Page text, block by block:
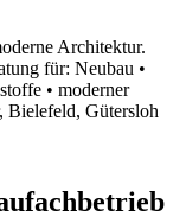
Architektur.
für: Neubau •
• moderner
Bielefeld, Gütersloh